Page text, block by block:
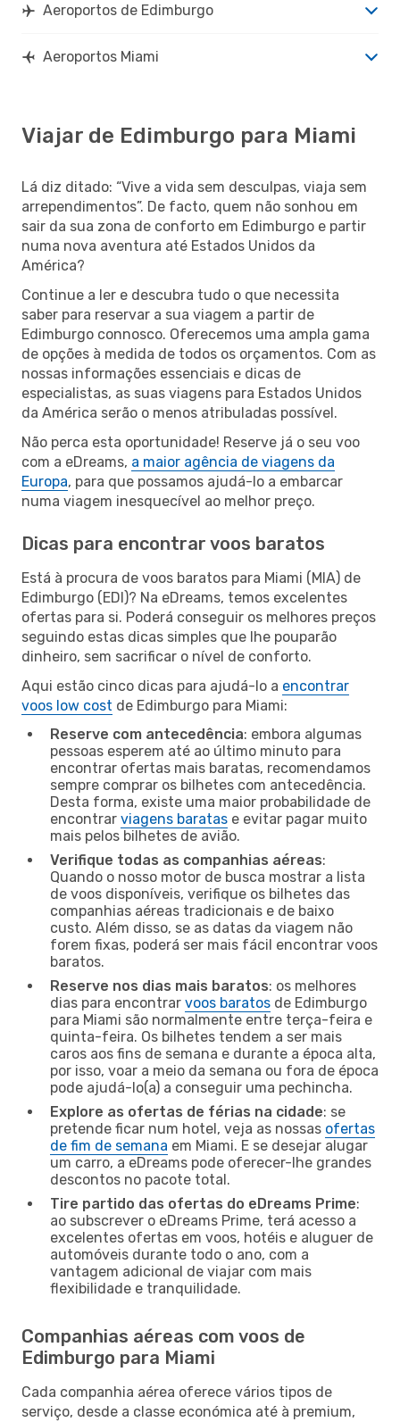
Aeroportos de Edimburgo
Aeroportos Miami
Viajar de Edimburgo para Miami
Lá diz ditado: “Vive a vida sem desculpas, viaja sem
arrependimentos”. De facto, quem não sonhou em
sair da sua zona de conforto em Edimburgo e partir
numa nova aventura até Estados Unidos da
América?
Continue a ler e descubra tudo o que necessita
saber para reservar a sua viagem a partir de
Edimburgo connosco. Oferecemos uma ampla gama
de opções à medida de todos os orçamentos. Com as
nossas informações essenciais e dicas de
especialistas, as suas viagens para Estados Unidos
da América serão o menos atribuladas possível.
Não perca esta oportunidade! Reserve já o seu voo
com a eDreams, a maior agência de viagens da
Europa, para que possamos ajudá-lo a embarcar
numa viagem inesquecível ao melhor preço.
Dicas para encontrar voos baratos
Está à procura de voos baratos para Miami (MIA) de
Edimburgo (EDI)? Na eDreams, temos excelentes
ofertas para si. Poderá conseguir os melhores preços
seguindo estas dicas simples que lhe pouparão
dinheiro, sem sacrificar o nível de conforto.
Aqui estão cinco dicas para ajudá-lo a encontrar
voos low cost de Edimburgo para Miami:
Reserve com antecedência: embora algumas
pessoas esperem até ao último minuto para
encontrar ofertas mais baratas, recomendamos
sempre comprar os bilhetes com antecedência.
Desta forma, existe uma maior probabilidade de
encontrar viagens baratas e evitar pagar muito
mais pelos bilhetes de avião.
Verifique todas as companhias aéreas:
Quando o nosso motor de busca mostrar a lista
de voos disponíveis, verifique os bilhetes das
companhias aéreas tradicionais e de baixo
custo. Além disso, se as datas da viagem não
forem fixas, poderá ser mais fácil encontrar voos
baratos.
Reserve nos dias mais baratos: os melhores
dias para encontrar voos baratos de Edimburgo
para Miami são normalmente entre terça-feira e
quinta-feira. Os bilhetes tendem a ser mais
caros aos fins de semana e durante a época alta,
por isso, voar a meio da semana ou fora de época
pode ajudá-lo(a) a conseguir uma pechincha.
Explore as ofertas de férias na cidade: se
pretende ficar num hotel, veja as nossas ofertas
de fim de semana em Miami. E se desejar alugar
um carro, a eDreams pode oferecer-lhe grandes
descontos no pacote total.
Tire partido das ofertas do eDreams Prime:
ao subscrever o eDreams Prime, terá acesso a
excelentes ofertas em voos, hotéis e aluguer de
automóveis durante todo o ano, com a
vantagem adicional de viajar com mais
flexibilidade e tranquilidade.
Companhias aéreas com voos de
Edimburgo para Miami
Cada companhia aérea oferece vários tipos de
serviço, desde a classe económica até à premium,